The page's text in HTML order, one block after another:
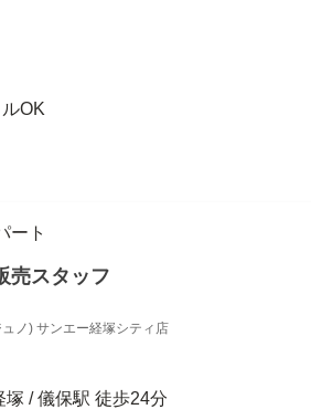
OK
ート
売スタッフ
ノ) サンエー経塚シティ店
塚 / 儀保駅 徒歩24分